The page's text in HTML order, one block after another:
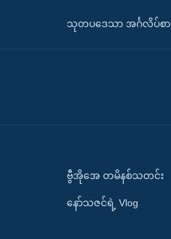
သုတပဒေသာ အင်္ဂလိပ်စာ
ဗွီအိုအေ တမိနစ်သတင်း
နော်သဇင်ရဲ့ Vlog